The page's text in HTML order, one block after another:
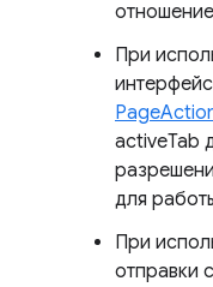
При
activeTab
для
При
отправки